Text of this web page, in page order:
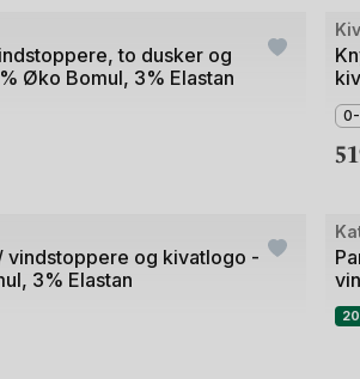
to dusker og
Øko Bomul, 3% Elastan
av
4
vindstoppere og kivatlogo -
3% Elastan
av